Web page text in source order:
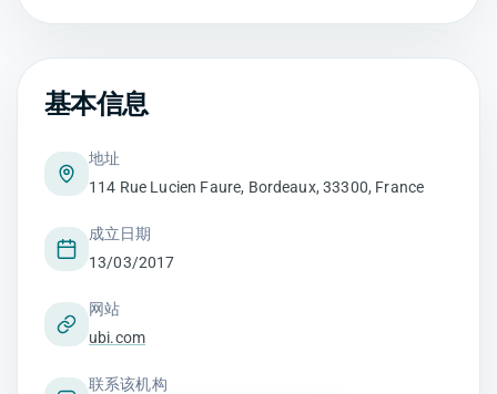
基本信息
地址
114 Rue Lucien Faure, Bordeaux, 33300, France
成立日期
13/03/2017
网站
ubi.com
联系该机构